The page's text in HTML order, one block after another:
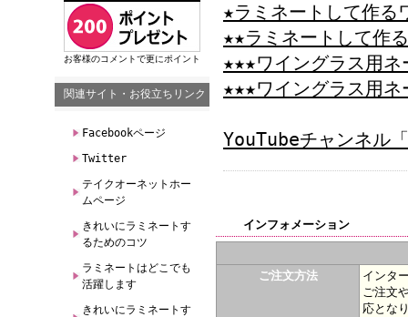
お客様のコメントで更にポイント
関連サイト・お役立ちリンク
Facebookページ
Twitter
テイクオーネットホー
ムページ
きれいにラミネートす
るためのコツ
ラミネートはどこでも
活躍します
きれいにラミネートす
★ラミネートして作る
★★ラミネートして作
★★★ワイングラス用
★★★ワイングラス用
YouTubeチャンネル
インフォメーション
ご注文方法
インタ
ご注文
応とな